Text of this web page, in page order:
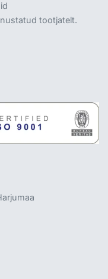
tootjatelt.